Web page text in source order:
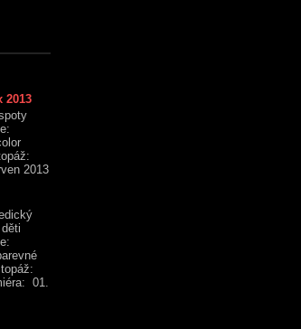
2013
2013
01.